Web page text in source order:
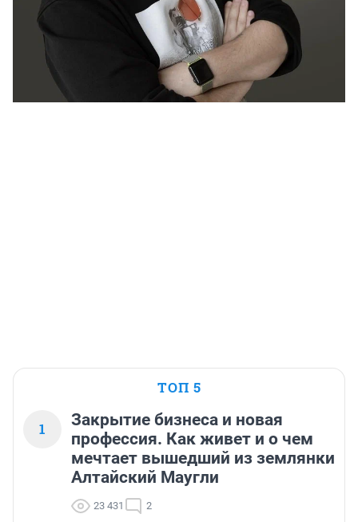
ТОП 5
1
Закрытие бизнеса и новая
профессия. Как живет и о чем
мечтает вышедший из землянки
Алтайский Маугли
23 431 2